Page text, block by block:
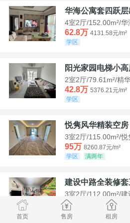
华海公寓套四跃层
4室2厅/152.00m²/华
62.8万 4131.58元/m²
学区
阳光家园电梯小高
2室2厅/79.61m²/精
42.8万 5376.21元/m²
学区
悦隽风华精装空房
3室2厅/115.00m²/悦
95万 8260.87元/m²
学区
满两年
建设中路全装修
3室2厅/112.00m²/
35万
3125元/m²
学区
首页 售房 租房